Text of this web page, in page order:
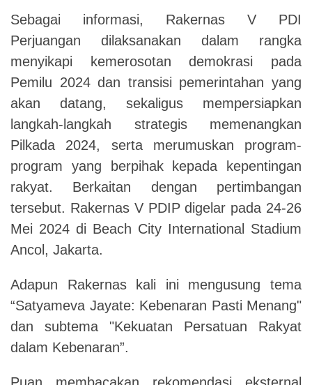
Sebagai informasi, Rakernas V PDI
Perjuangan dilaksanakan dalam rangka
menyikapi kemerosotan demokrasi pada
Pemilu 2024 dan transisi pemerintahan yang
akan datang, sekaligus mempersiapkan
langkah-langkah strategis memenangkan
Pilkada 2024, serta merumuskan program-
program yang berpihak kepada kepentingan
rakyat. Berkaitan dengan pertimbangan
tersebut. Rakernas V PDIP digelar pada 24-26
Mei 2024 di Beach City International Stadium
Ancol, Jakarta.
Adapun Rakernas kali ini mengusung tema
“Satyameva Jayate: Kebenaran Pasti Menang"
dan subtema "Kekuatan Persatuan Rakyat
dalam Kebenaran”.